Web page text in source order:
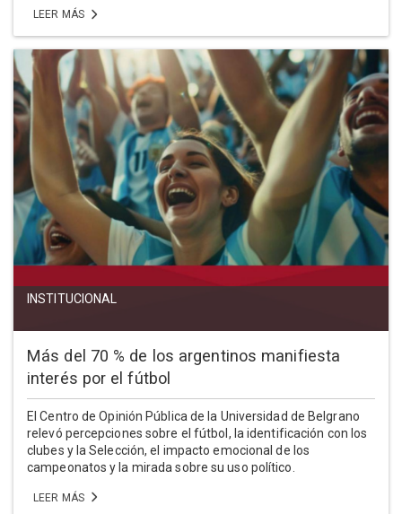
LEER MÁS
INSTITUCIONAL
Más del 70 % de los argentinos manifiesta
interés por el fútbol
El Centro de Opinión Pública de la Universidad de Belgrano
relevó percepciones sobre el fútbol, la identificación con los
clubes y la Selección, el impacto emocional de los
campeonatos y la mirada sobre su uso político.
LEER MÁS